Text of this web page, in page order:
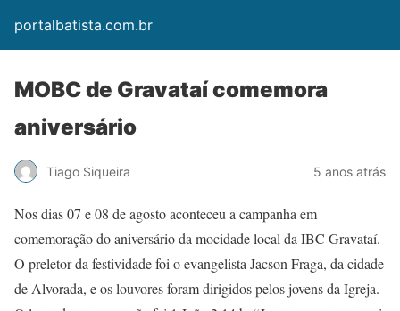
portalbatista.com.br
MOBC de Gravataí comemora
aniversário
Tiago Siqueira 5 anos atrás
Nos dias 07 e 08 de agosto aconteceu a campanha em
comemoração do aniversário da mocidade local da IBC Gravataí.
O preletor da festividade foi o evangelista Jacson Fraga, da cidade
de Alvorada, e os louvores foram dirigidos pelos jovens da Igreja.